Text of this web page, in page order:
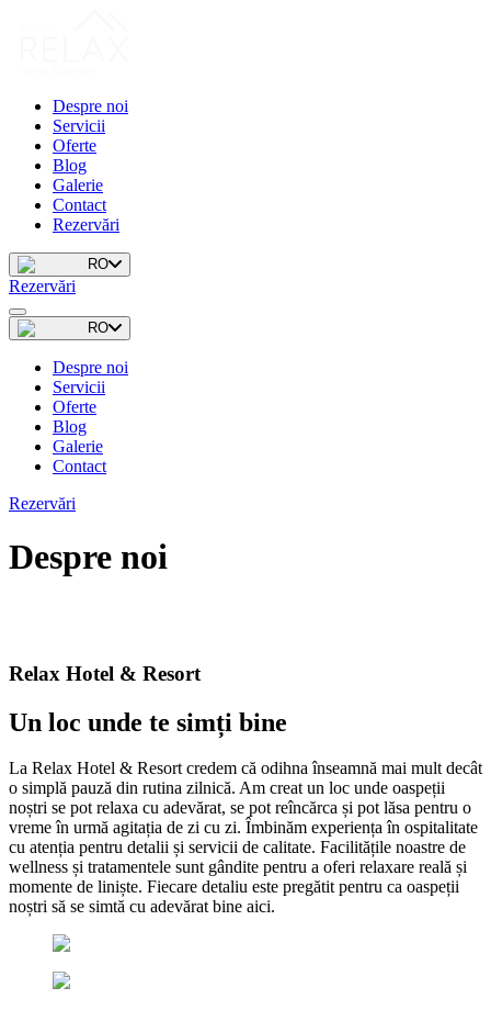
Despre noi
Servicii
Oferte
Blog
Galerie
Contact
Rezervări
RO
Rezervări
RO
Despre noi
Servicii
Oferte
Blog
Galerie
Contact
Rezervări
Despre noi
Relax Hotel & Resort
Un loc unde te simți bine
La Relax Hotel & Resort credem că odihna înseamnă mai mult decât
o simplă pauză din rutina zilnică. Am creat un loc unde oaspeții
noștri se pot relaxa cu adevărat, se pot reîncărca și pot lăsa pentru o
vreme în urmă agitația de zi cu zi. Îmbinăm experiența în ospitalitate
cu atenția pentru detalii și servicii de calitate. Facilitățile noastre de
wellness și tratamentele sunt gândite pentru a oferi relaxare reală și
momente de liniște. Fiecare detaliu este pregătit pentru ca oaspeții
noștri să se simtă cu adevărat bine aici.